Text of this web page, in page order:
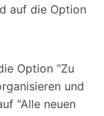
auf die Option
Option "Zu
und
"Alle neuen